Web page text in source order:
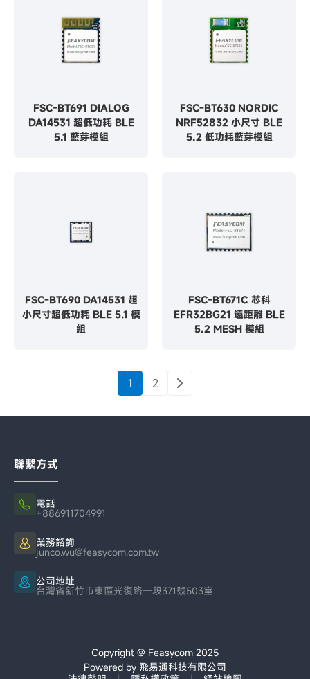
FSC-BT691 DIALOG
DA14531 超低功耗 BLE
5.1 藍芽模組
FSC-BT630 NORDIC
NRF52832 小尺寸 BLE
5.2 低功耗藍芽模組
FSC-BT690 DA14531 超
小尺寸超低功耗 BLE 5.1 模
組
FSC-BT671C 芯科
EFR32BG21 遠距離 BLE
5.2 MESH 模組
1 2
聯繫方式
電話
+886911704991
業務諮詢
junco.wu@feasycom.com.tw
公司地址
台灣省新竹市東區光復路一段371號503室
Copyright @ Feasycom 2025
Powered by 飛易通科技有限公司